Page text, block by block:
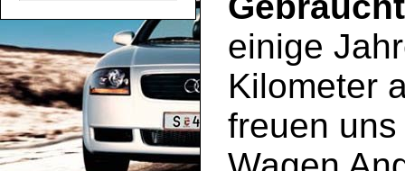
einige
Kilometer
freuen